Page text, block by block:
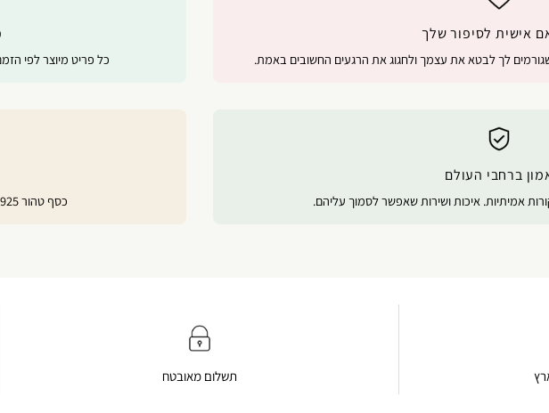
אישית לסיפור שלך
לך לבטא את עצמך ולחגוג את הרגעים החשובים באמת. כל פריט מיוצר לפי
ברחבי העולם
אמיתיות. איכות ושירות שאפשר לסמוך עליהם. כסף טהור 925, ציפוי זהב 24 קראט ורוז גולד לשמירה על ברק לאורך זמן.
תשלום מאובטח